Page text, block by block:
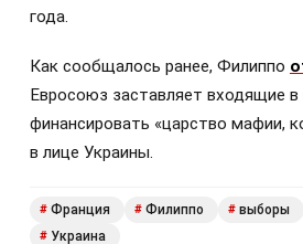
года.
Как сообщалось ранее, Филиппо
Евросоюз заставляет входящие в
финансировать «царство мафии,
в лице Украины.
# Франция # Филиппо # выборы
# Украина